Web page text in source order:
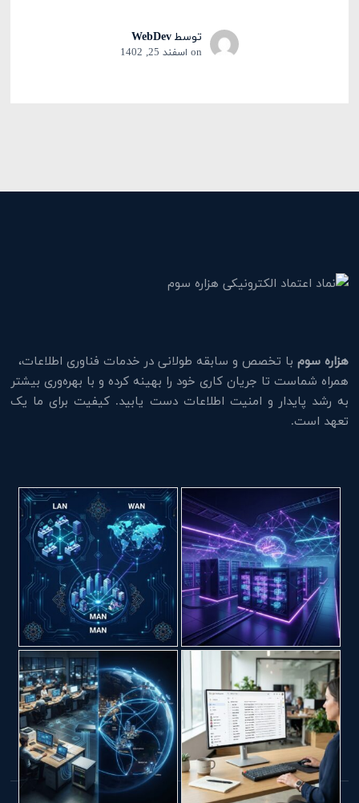
توسطWebDev
on اسفند 25, 1402
هزاره سوم با تخصص و سابقه طولانی در خدمات فناوری اطلاعات،
همراه شماست تا جریان کاری خود را بهینه کرده و با بهره‌وری بیشتر
به رشد پایدار و امنیت اطلاعات دست یابید. کیفیت برای ما یک
تعهد است.